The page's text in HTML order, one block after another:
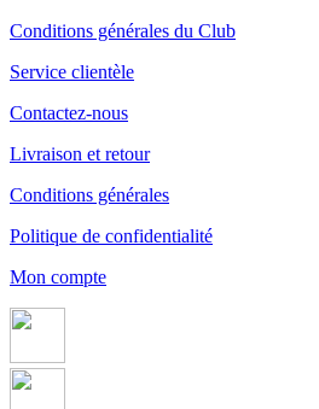
Conditions générales du Club
Service clientèle
Contactez-nous
Livraison et retour
Conditions générales
Politique de confidentialité
Mon compte